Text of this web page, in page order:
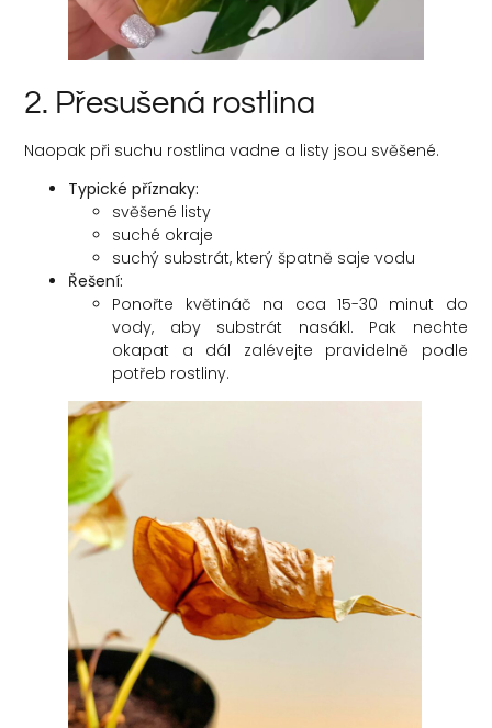
2. Přesušená rostlina
Naopak při suchu rostlina vadne a listy jsou svěšené.
Typické příznaky:
svěšené listy
suché okraje
suchý substrát, který špatně saje vodu
Řešení:
Ponořte květináč na cca 15-30 minut do
vody, aby substrát nasákl. Pak nechte
okapat a dál zalévejte pravidelně podle
potřeb rostliny.